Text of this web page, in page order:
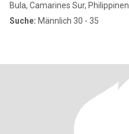
Bula, Camarines Sur, Philippinen
Suche: Männlich 30 - 35